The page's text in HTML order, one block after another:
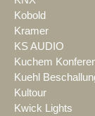
Kobold
Kramer
KS AUDIO
Kuchem
Kuehl
Kultour
Kwick Lights